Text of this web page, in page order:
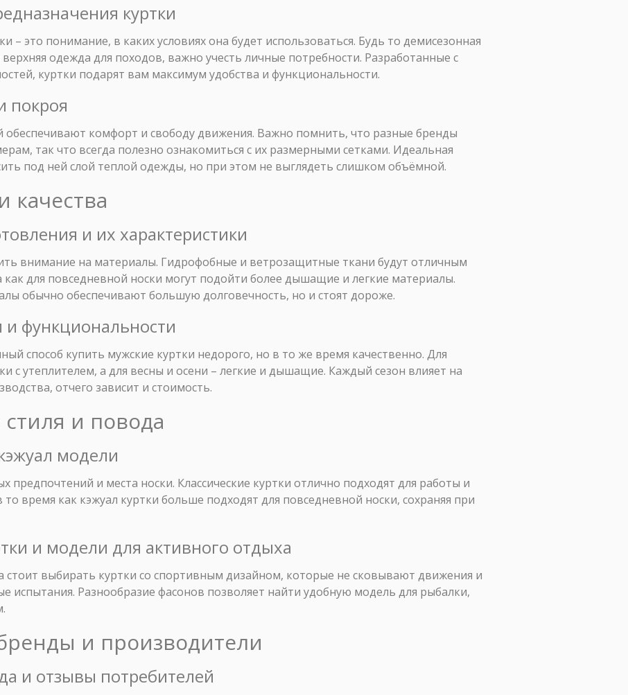
куртки
– это понимание, в каких условиях она будет использоваться. Будь то демисезонная
верхняя одежда для походов, важно учесть личные потребности. Разработанные с
куртки подарят вам максимум удобства и функциональности.
покроя
комфорт и свободу движения. Важно помнить, что разные бренды
так что всегда полезно ознакомиться с их размерными сетками. Идеальная
под ней слой теплой одежды, но при этом не выглядеть слишком объёмной.
качества
и их характеристики
внимание на материалы. Гидрофобные и ветрозащитные ткани будут отличным
для повседневной носки могут подойти более дышащие и легкие материалы.
обычно обеспечивают большую долговечность, но и стоят дороже.
и функциональности
способ купить мужские куртки недорого, но в то же время качественно. Для
с утеплителем, а для весны и осени – легкие и дышащие. Каждый сезон влияет на
отчего зависит и стоимость.
стиля и повода
модели
предпочтений и места носки. Классические куртки отлично подходят для работы и
время как кэжуал куртки больше подходят для повседневной носки, сохраняя при
и модели для активного отдыха
выбирать куртки со спортивным дизайном, которые не сковывают движения и
испытания. Разнообразие фасонов позволяет найти удобную модель для рыбалки,
и производители
и отзывы потребителей